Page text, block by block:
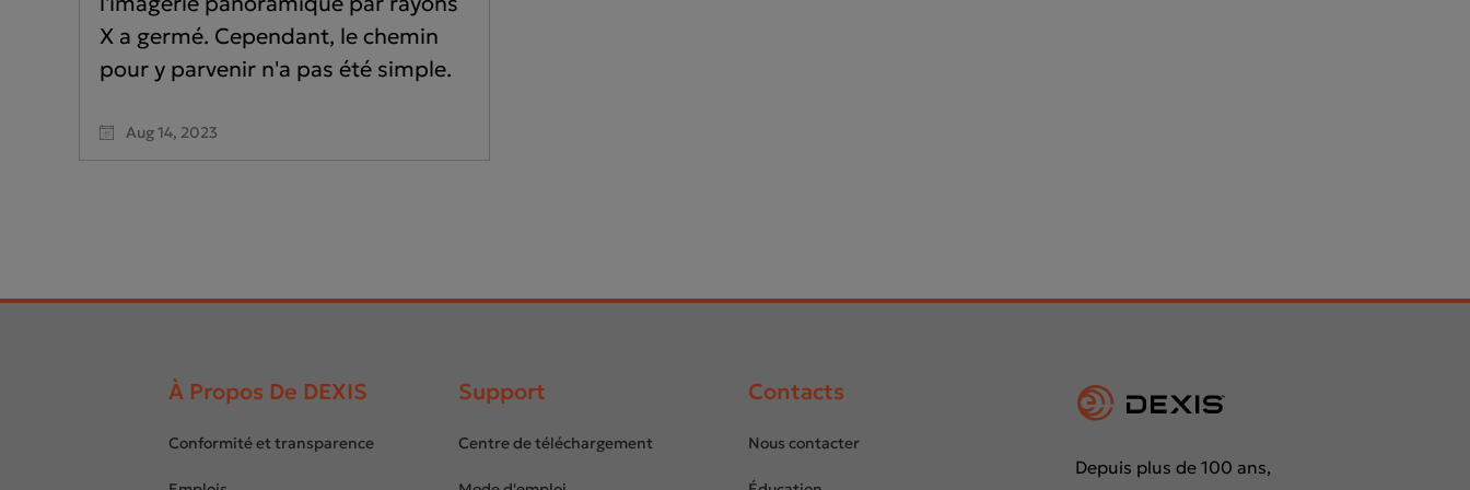
X a germé. Cependant, le chemin
pour y parvenir n'a pas été simple.
Aug 14, 2023
Footer
À Propos De DEXIS
Conformité et transparence
Support
Centre de téléchargement
Contacts
Nous contacter
Depuis plus de 100 ans,